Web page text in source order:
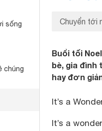
sống
chúng
Chuyển tới
Buổi tối
bè, gia đình
hay đơn
It’s a
It’s a